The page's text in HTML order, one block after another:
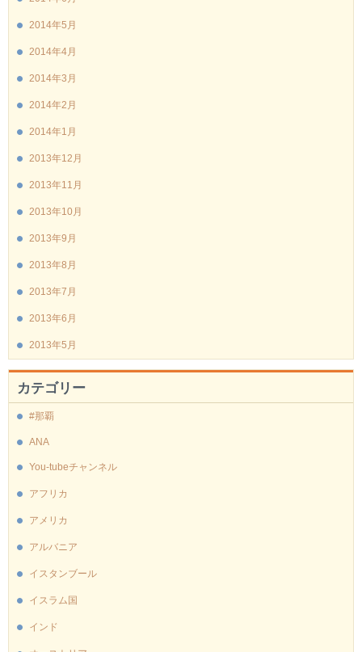
2014年5月
2014年4月
2014年3月
2014年2月
2014年1月
2013年12月
2013年11月
2013年10月
2013年9月
2013年8月
2013年7月
2013年6月
2013年5月
カテゴリー
#那覇
ANA
You-tubeチャンネル
アフリカ
アメリカ
アルバニア
イスタンブール
イスラム国
インド